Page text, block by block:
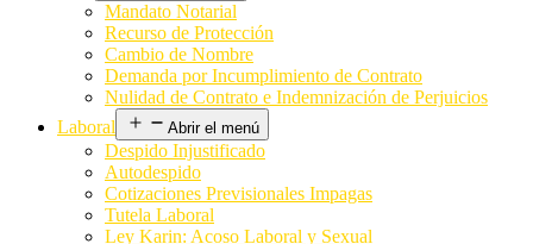
Mandato Notarial
Recurso de Protección
Cambio de Nombre
Demanda por Incumplimiento de Contrato
Nulidad de Contrato e Indemnización de Perjuicios
Laboral
Abrir el menú
Despido Injustificado
Autodespido
Cotizaciones Previsionales Impagas
Tutela Laboral
Ley Karin: Acoso Laboral y Sexual